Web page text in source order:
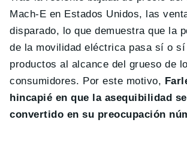
Mach-E en Estados Unidos, las
disparado, lo que demuestra que la
de la movilidad eléctrica pasa sí o
productos al alcance del grueso de
consumidores. Por este motivo,
hincapié en que la asequibilidad
convertido en su preocupación